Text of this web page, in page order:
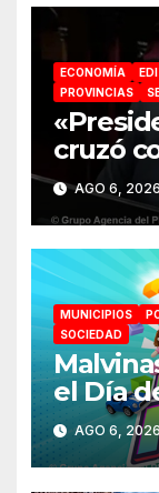
ECONOMÍA
PROVINCIAS
cruzó
advirtió
político
AGO 6, 2026
MUNICIPIOS
SOCIEDAD
el Día
para
AGO 6,